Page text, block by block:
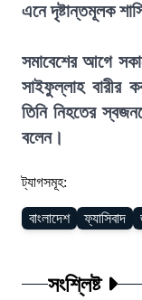
এনে দৃষ্টান্তমূলক
সমাবেশের আগে
সাইফুল্লাহ বারীর
তিনি নিহতের
বলেন।
ট্যাগসমূহ:
বাংলাদেশ ফ্যাসিবাদ
সংশ্লিষ্ট